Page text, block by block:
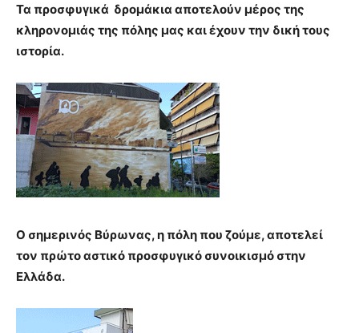
blonde
lesbians
very
hot
show.desi
xxx
brandi
lyons
teaches
you
the
pain.
pornhun
hd
Τα προσφυγικά δρομάκια αποτελούν μέρος της
κληρονομιάς της πόλης μας και έχουν την δική τους
ιστορία.
O σημερινός Βύρωνας, η πόλη που ζούμε, αποτελεί
τον πρώτο αστικό προσφυγικό συνοικισμό στην
Ελλάδα.